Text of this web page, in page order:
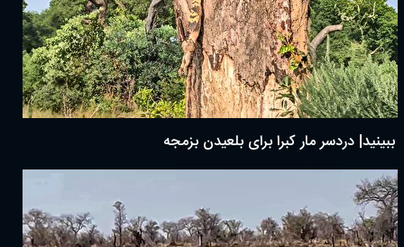
ببینید| دردسر مار کبرا برای بلعیدن بزمجه